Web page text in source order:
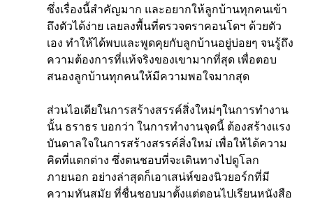
ซึ่งเรื่องนี้สำคัญมาก และอยากให้ลูกบ้านทุกคนเข้า
ถึงตัวได้ง่าย เลยลงพื้นที่ตรวจตราคอนโดฯ ด้วยตัว
เอง ทำให้ได้พบและพูดคุยกับลูกบ้านอยู่บ่อยๆ จนรู้ถึง
ความต้องการที่แท้จริงของเขามากที่สุด เพื่อตอบ
สนองลูกบ้านทุกคนให้มีความพอใจมากสุด
ส่วนไอเดียในการสร้างสรรค์สิ่งใหม่ๆในการทำงาน
นั้น ธราธร บอกว่า ในการทำงานจุดนี้ ต้องสร้างแรง
บันดาลใจในการสร้างสรรค์สิ่งใหม่ เพื่อให้ได้ความ
คิดที่แตกต่าง ซึ่งตนชอบที่จะเดินทางไปดูโลก
ภายนอก อย่างล่าสุดก็เอาเสน่ห์ของนิวยอร์กที่มี
ความทันสมัย ที่ชื่นชอบมาตั้งแต่ตอนไปเรียนหนังสือ